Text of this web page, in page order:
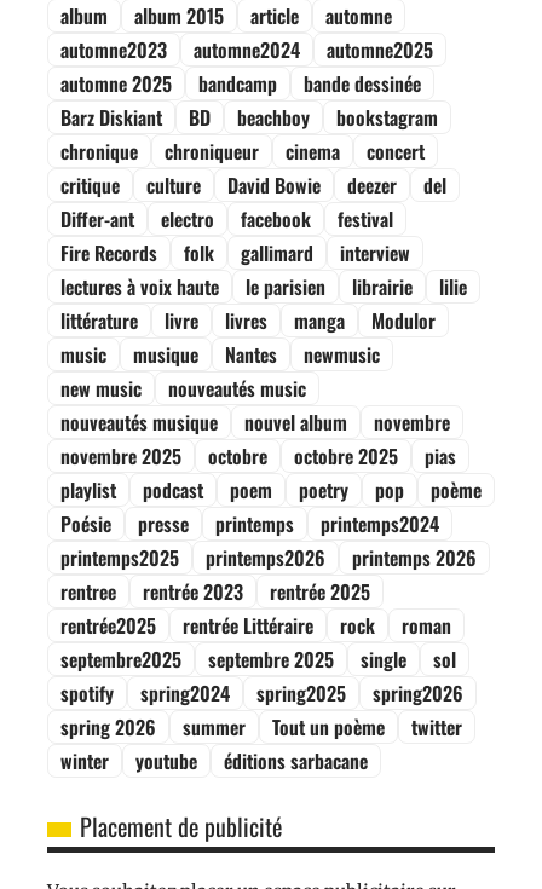
album
album 2015 article
automne
automne2023
automne2024
automne2025
automne 2025
bandcamp
bande dessinée
Barz Diskiant
BD beachboy
bookstagram
chronique
chroniqueur cinema
concert
critique
culture David Bowie deezer
del
Differ-ant
electro facebook
festival
Fire Records
folk gallimard
interview
lectures à voix haute
le parisien librairie
lilie
littérature
livre livres manga
Modulor
music
musique Nantes
newmusic
new music
nouveautés music
nouveautés musique
nouvel album
novembre
novembre 2025
octobre octobre 2025
pias
playlist
podcast poem poetry pop
poème
Poésie
presse printemps
printemps2024
printemps2025
printemps2026
printemps 2026
rentree
rentrée 2023
rentrée 2025
rentrée2025
rentrée Littéraire rock
roman
septembre2025
septembre 2025 single
sol
spotify
spring2024 spring2025
spring2026
spring 2026
summer Tout un poème
twitter
winter
youtube éditions sarbacane
Placement de publicité